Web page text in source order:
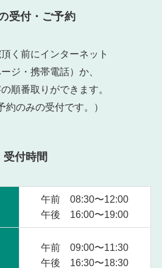
受付・ご予約
く前にインターネット
ージ・携帯電話）か、
順番取りができます。
約のみの受付です。）
受付時間
午前 08:30〜12:00
午後 16:00〜19:00
午前 09:00〜11:30
午後 16:30〜18:30